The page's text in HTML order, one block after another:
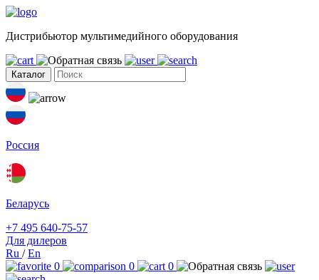
Дистрибьютор мультимедийного оборудования
Каталог
Россия
Беларусь
+7 495 640-75-57
Для дилеров
Ru /En
0
0 0